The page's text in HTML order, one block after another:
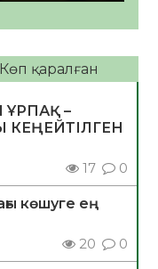
Көп қаралған
–
17 0
көшуге ең
20 0